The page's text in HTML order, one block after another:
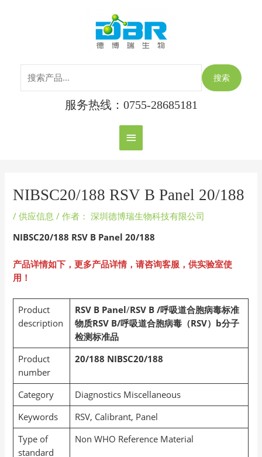
主
菜
单
搜索
服务热线：0755-28685181
NIBSC20/188 RSV B Panel 20/188
/供应信息 / 作者： 深圳德博瑞生物科技有限公司
NIBSC20/188 RSV B Panel 20/188
产品详情如下，更多产品详情，请咨询客服，供实验室使
用！
Product
description
RSV B Panel/RSV B /呼吸道合胞病毒标准
物质RSV B/呼吸道合胞病毒（RSV）b分子
检测标准品
Product
number
20/188 NIBSC20/188
Category
Diagnostics Miscellaneous
Keywords
RSV, Calibrant, Panel
Type of
standard
Non WHO Reference Material